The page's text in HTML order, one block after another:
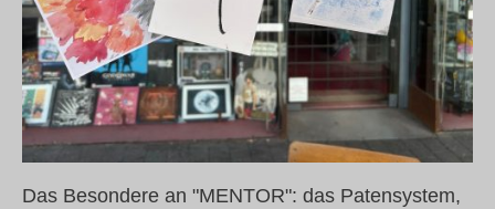
Das Besondere an "MENTOR": das Patensystem,